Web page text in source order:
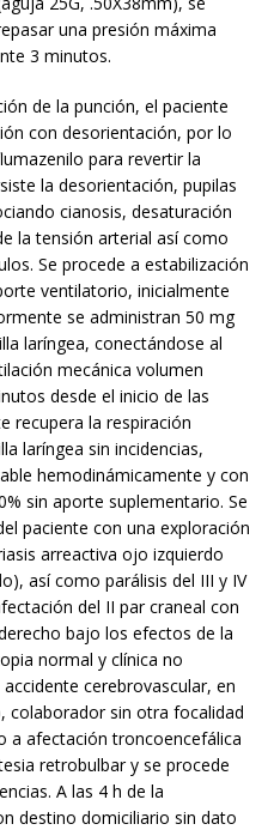
una presión máxima
3 minutos.
de la punción, el paciente
con desorientación, por lo
para revertir la
la desorientación, pupilas
cianosis, desaturación
la tensión arterial así como
Se procede a estabilización
ventilatorio, inicialmente
se administran 50 mg
laríngea, conectándose al
mecánica volumen
desde el inicio de las
recupera la respiración
laríngea sin incidencias,
hemodinámicamente y con
sin aporte suplementario. Se
paciente con una exploración
arreactiva ojo izquierdo
así como parálisis del III y IV
del II par craneal con
bajo los efectos de la
normal y clínica no
cerebrovascular, en
colaborador sin otra focalidad
a afectación troncoencefálica
retrobulbar y se procede
A las 4 h de la
destino domiciliario sin dato